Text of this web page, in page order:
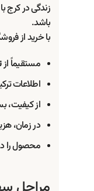
زندگی در کرج
باشد.
با خرید از
مستقیماً از
اطلاعات
از کیفیت،
در زمان،
محصول را